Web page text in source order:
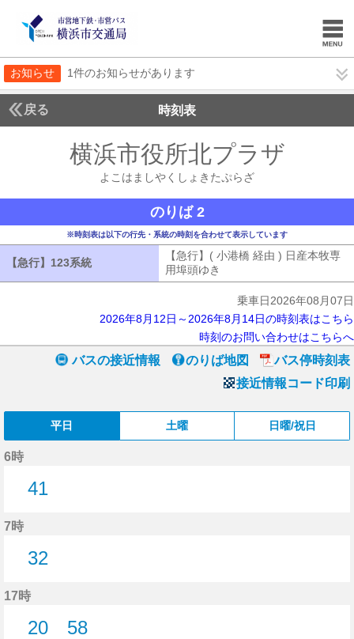
お知らせ 1件のお知らせがあります
戻る 時刻表
横浜市役所北プラザ
よこはましやくしょきたぷらざ
のりば 2
※時刻表は以下の行先・系統の時刻を合わせて表示しています
【急行】123系統 【急行】123系統
【急行】( 小港橋 経由 ) 日産本牧専
用埠頭ゆき
乗車日2026年08月07日
2026年8月12日～2026年8月14日の時刻表はこちら
時刻のお問い合わせはこちらへ
バスの接近情報 のりば地図
バス停時刻表
接近情報コード印刷
平日 土曜 日曜/祝日
6時
41
7時
32
17時
20
58